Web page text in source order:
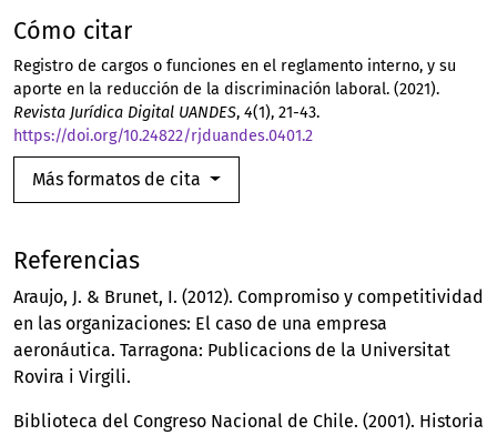
Cómo citar
Registro de cargos o funciones en el reglamento interno, y su
aporte en la reducción de la discriminación laboral. (2021).
Revista Jurídica Digital UANDES, 4(1), 21-43.
https://doi.org/10.24822/rjduandes.0401.2
Más formatos de cita
Referencias
Araujo, J. & Brunet, I. (2012). Compromiso y competitividad
en las organizaciones: El caso de una empresa
aeronáutica. Tarragona: Publicacions de la Universitat
Rovira i Virgili.
Biblioteca del Congreso Nacional de Chile. (2001). Historia